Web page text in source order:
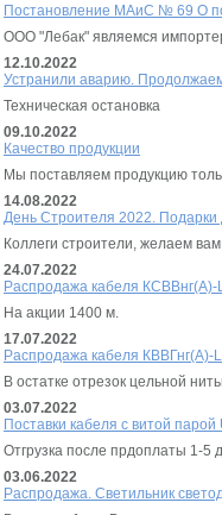
Постановление МАиС № 69 О
ООО "Лебак" являемся
12.10.2022
Устранили аварию.
Техническая остановка
09.10.2022
Качество продукции
Мы поставляем продукцию
14.08.2022
День Строителя 2022.
Коллеги строители, желаем
24.07.2022
Распродажа кабеля КСВВнг(А)-
На акции 1400 м.
17.07.2022
Распродажа кабеля КВВГнг(А)-
В остатке отрезок цельной
03.07.2022
Поставки кабеля с витой парой
Отгрузка после прдоплаты 1-5
03.06.2022
Распродажа. Светильник